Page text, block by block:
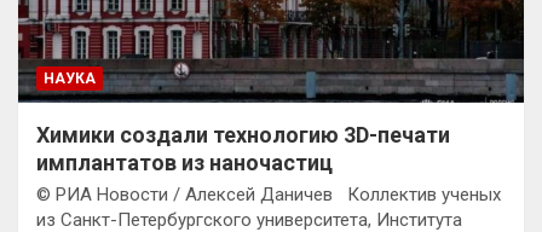
НАУКА
Химики создали технологию 3D-печати
имплантатов из наночастиц
© РИА Новости / Алексей Даничев Коллектив ученых
из Санкт-Петербургского университета, Института